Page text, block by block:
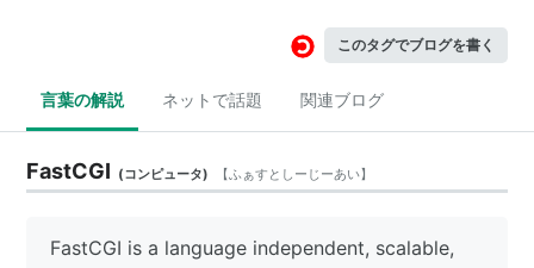
このタグでブログを書く
言葉の解説 ネットで話題 関連ブログ
FastCGI (コンピュータ) 【ふぁすとしーじーあい】
FastCGI is a language independent, scalable,